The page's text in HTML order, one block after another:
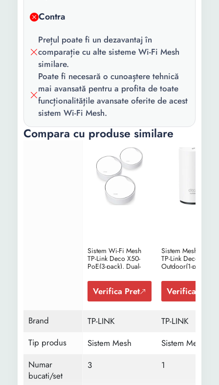
Contra
Prețul poate fi un dezavantaj în
comparație cu alte sisteme Wi-Fi Mesh
similare.
Poate fi necesară o cunoaștere tehnică
mai avansată pentru a profita de toate
funcționalitățile avansate oferite de acest
sistem Wi-Fi Mesh.
Compara cu produse similare
Sistem Wi-Fi Mesh
TP-Link Deco X50-
PoE(3-pack), Dual-
suport PoE, 1 x 2.5
Gbps port + 2 x
Gigabit, cu acoperire
Antivirus, Control
Verifica Pret
Sistem Mesh Wi-Fi
TP-Link Deco X50-
Outdoor(1-pack),
Gigabit, AX3000,
exterior, cu
completa pentru
Parental si Control
Verifica Pret
Brand TP-LINK
TP-LINK
Tip produs
Sistem Mesh
Sistem Mesh
Numar
bucati/set
3 1